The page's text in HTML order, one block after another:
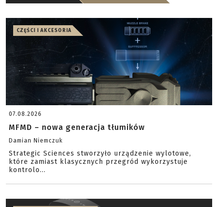
CZĘŚCI I AKCESORIA
07.08.2026
MFMD – nowa generacja tłumików
Damian Niemczuk
Strategic Sciences stworzyło urządzenie wylotowe,
które zamiast klasycznych przegród wykorzystuje
kontrolo...